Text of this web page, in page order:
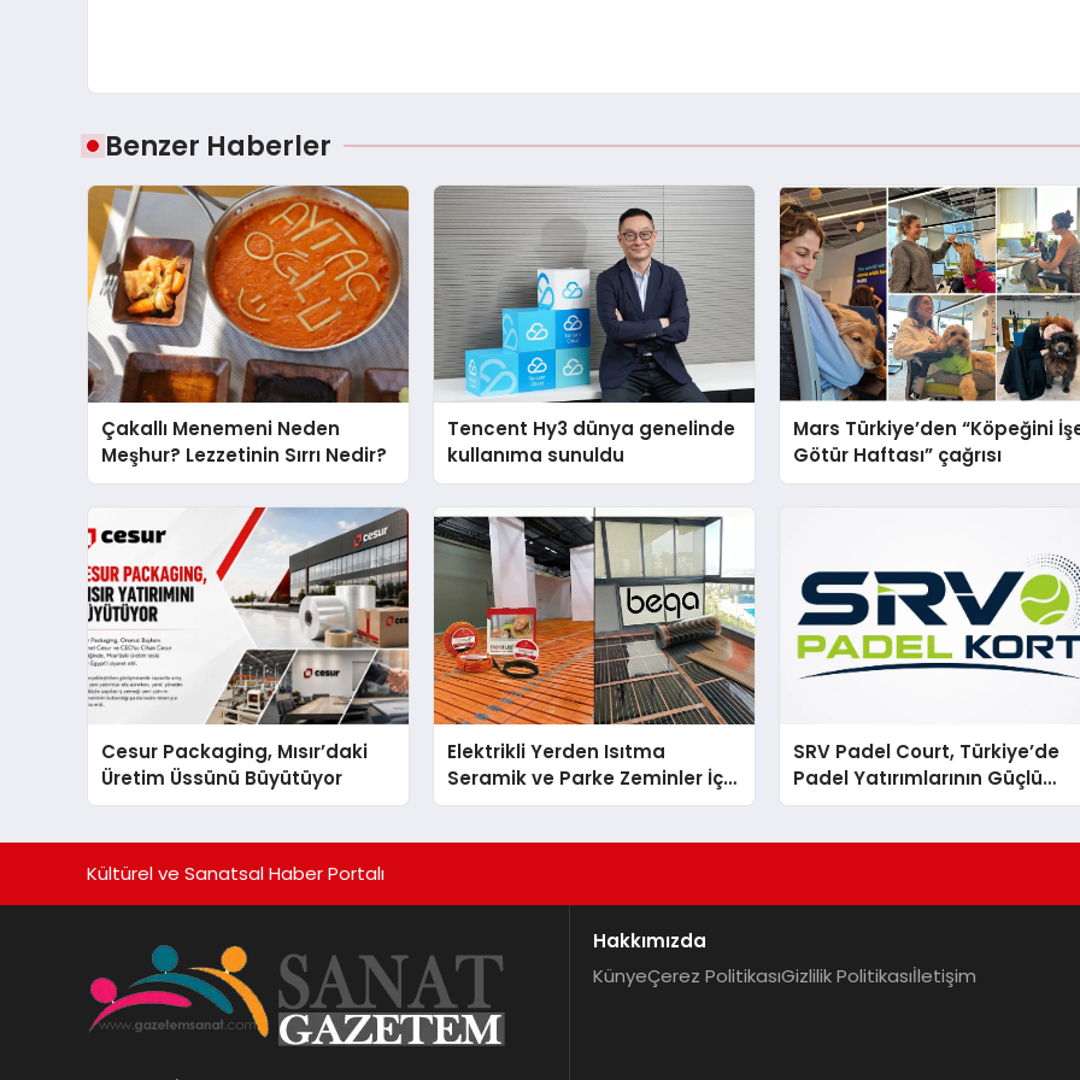
Benzer Haberler
Çakallı Menemeni Neden
Meşhur? Lezzetinin Sırrı Nedir?
Tencent Hy3 dünya genelinde
kullanıma sunuldu
Mars Türkiye’den “Köpeğini
Götür Haftası” çağrısı
Cesur Packaging, Mısır’daki
Üretim Üssünü Büyütüyor
Elektrikli Yerden Isıtma
Seramik ve Parke Zeminler İçin
En Verimli Çözümler
SRV Padel Court, Türkiye’de
Padel Yatırımlarının Güçlü
Markası Olmayı Sürdürüyor
Kültürel ve Sanatsal Haber Portalı
Hakkımızda
KünyeÇerez PolitikasıGizlilik Politikasıİletişim